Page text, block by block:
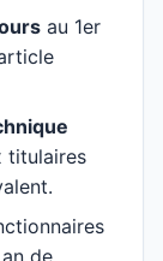
au 1er
titulaires
de